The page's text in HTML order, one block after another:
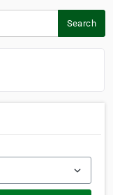
Search